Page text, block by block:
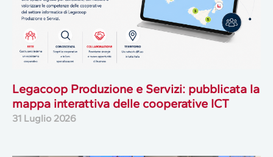
Legacoop Produzione e Servizi: pubblicata la
mappa interattiva delle cooperative ICT
31 Luglio 2026